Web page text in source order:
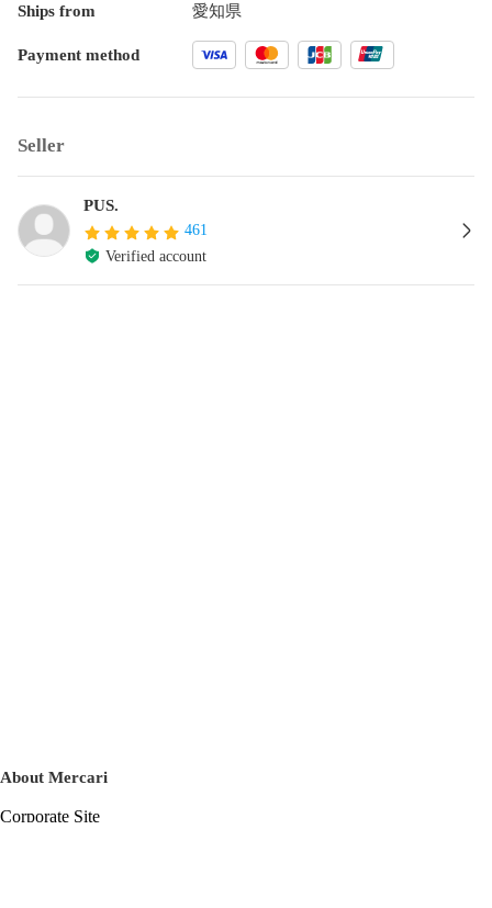
Ships from 愛知県
Payment method
Seller
PUS.
461
Verified account
About Mercari
Corporate Site